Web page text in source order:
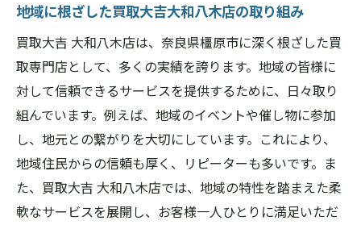
地域に根ざした買取大吉大和八木店の取り組み
買取大吉 大和八木店は、奈良県橿原市に深く根ざした買
取専門店として、多くの実績を誇ります。地域の皆様に
対して信頼できるサービスを提供するために、日々取り
組んでいます。例えば、地域のイベントや催し物に参加
し、地元との繋がりを大切にしています。これにより、
地域住民からの信頼も厚く、リピーターも多いです。ま
た、買取大吉 大和八木店では、地域の特性を踏まえた柔
軟なサービスを展開し、お客様一人ひとりに満足いただ